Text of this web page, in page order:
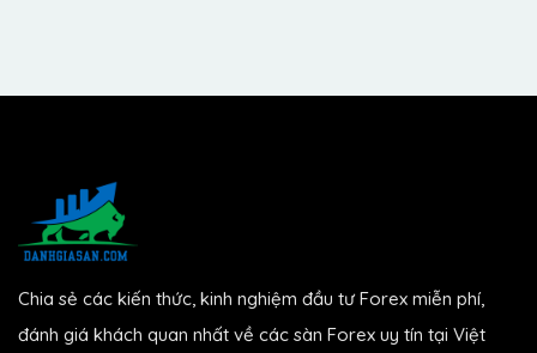
Chia sẻ các kiến thức, kinh nghiệm đầu tư Forex miễn phí,
đánh giá khách quan nhất về các sàn Forex uy tín tại Việt